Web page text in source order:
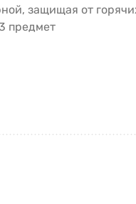
защищая от
предмет